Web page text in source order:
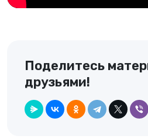
Поделитесь
друзьями!